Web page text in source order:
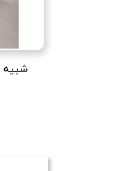
شبیه